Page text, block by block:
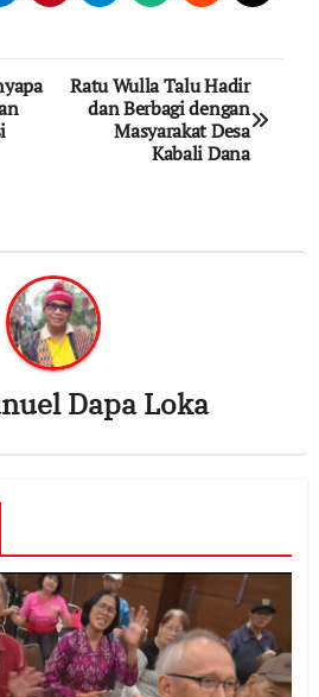
Ratu Wulla Talu Hadir
dan Berbagi dengan
Masyarakat Desa
Kabali Dana
Dapa Loka